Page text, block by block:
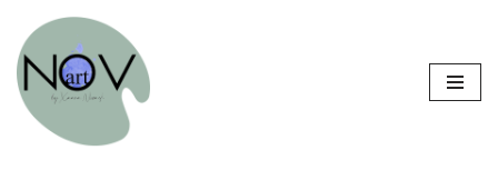
Sari
la
conținut